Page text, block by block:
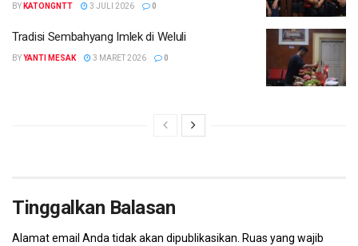
BY KATONGNTT 3 JULI 2026 0
Tradisi Sembahyang Imlek di Weluli
BYYANTI MESAK 3 MARET 2026 0
Tinggalkan Balasan
Alamat email Anda tidak akan dipublikasikan. Ruas yang wajib